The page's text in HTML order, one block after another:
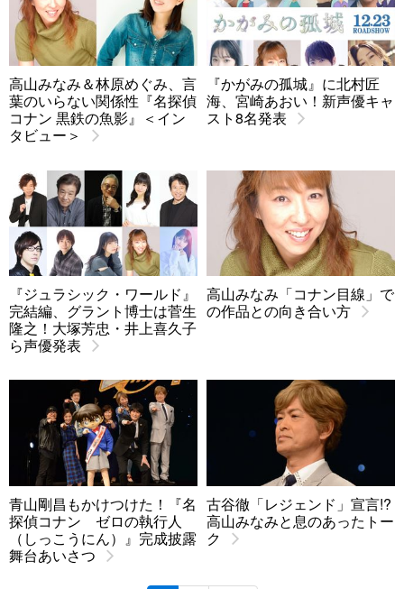
高山みなみ＆林原めぐみ、言
葉のいらない関係性『名探偵
コナン 黒鉄の魚影』＜イン
タビュー＞
『かがみの孤城』に北村匠
海、宮崎あおい！新声優キャ
スト8名発表
『ジュラシック・ワールド』
完結編、グラント博士は菅生
隆之！大塚芳忠・井上喜久子
ら声優発表
高山みなみ「コナン目線」で
の作品との向き合い方
青山剛昌もかけつけた！『名
探偵コナン ゼロの執行人
（しっこうにん）』完成披露
舞台あいさつ
古谷徹「レジェンド」宣言!?
高山みなみと息のあったトー
ク